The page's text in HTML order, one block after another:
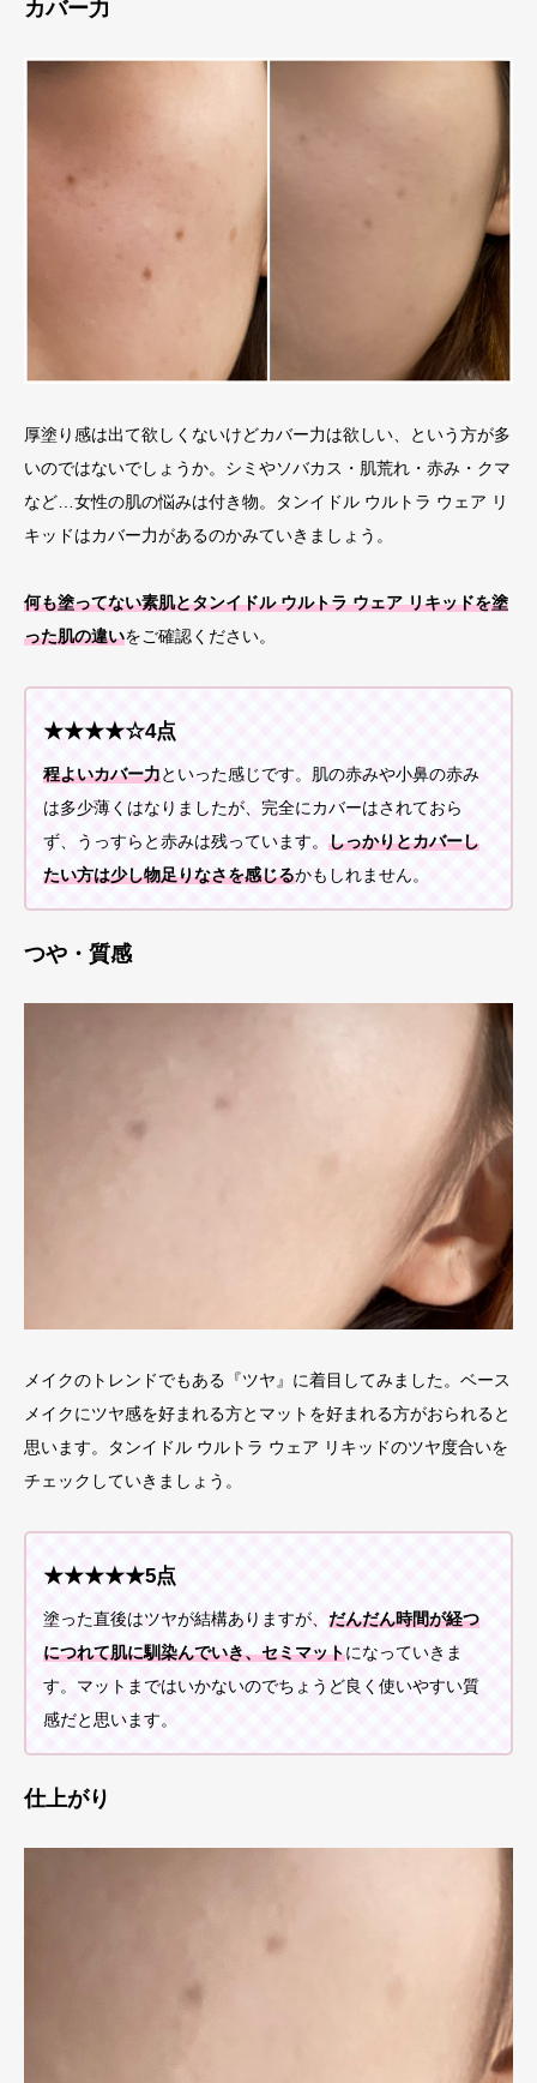
カバー力
厚塗り感は出て欲しくないけどカバー力は欲しい、という方が多
いのではないでしょうか。シミやソバカス・肌荒れ・赤み・クマ
など…女性の肌の悩みは付き物。タンイドル ウルトラ ウェア リ
キッドはカバー力があるのかみていきましょう。
何も塗ってない素肌とタンイドル ウルトラ ウェア リキッドを塗
った肌の違いをご確認ください。
★★★★☆4点
程よいカバー力といった感じです。肌の赤みや小鼻の赤み
は多少薄くはなりましたが、完全にカバーはされておら
ず、うっすらと赤みは残っています。 しっかりとカバーし
たい方は少し物足りなさを感じるかもしれません。
つや・質感
メイクのトレンドでもある『ツヤ』に着目してみました。ベース
メイクにツヤ感を好まれる方とマットを好まれる方がおられると
思います。タンイドル ウルトラ ウェア リキッドのツヤ度合いを
チェックしていきましょう。
★★★★★5点
塗った直後はツヤが結構ありますが、 だんだん時間が経つ
につれて肌に馴染んでいき、セミマットになっていきま
す。マットまではいかないのでちょうど良く使いやすい質
感だと思います。
仕上がり